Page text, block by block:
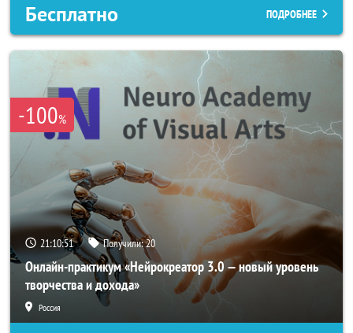
Бесплатно ПОДРОБНЕЕ
-100%
21:10:50 Получили:20
Онлайн-практикум «Нейрокреатор 3.0 — новый уровень
творчества и дохода»
Россия